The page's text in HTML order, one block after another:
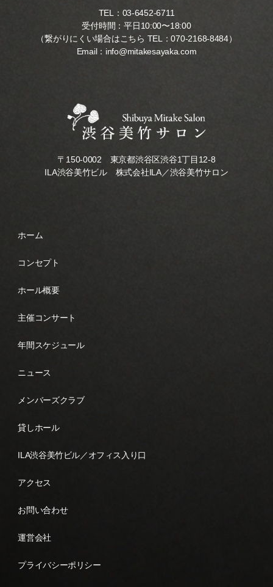
TEL： 03-6452-6711
受付時間：平日10:00〜18:00
（繋がりにくい場合はこちら TEL：070-2168-8484）
Email： info@mitakesayaka.com
〒150-0002 東京都渋谷区渋谷1丁目12-8
ILA渋谷美竹ビル 株式会社ILA／渋谷美竹サロン
ホーム
コンセプト
ホール概要
主催コンサート
年間スケジュール
ニュース
メンバーズクラブ
貸しホール
ILA渋谷美竹ビル／オフィス入り口
アクセス
お問い合わせ
運営会社
プライバシーポリシー